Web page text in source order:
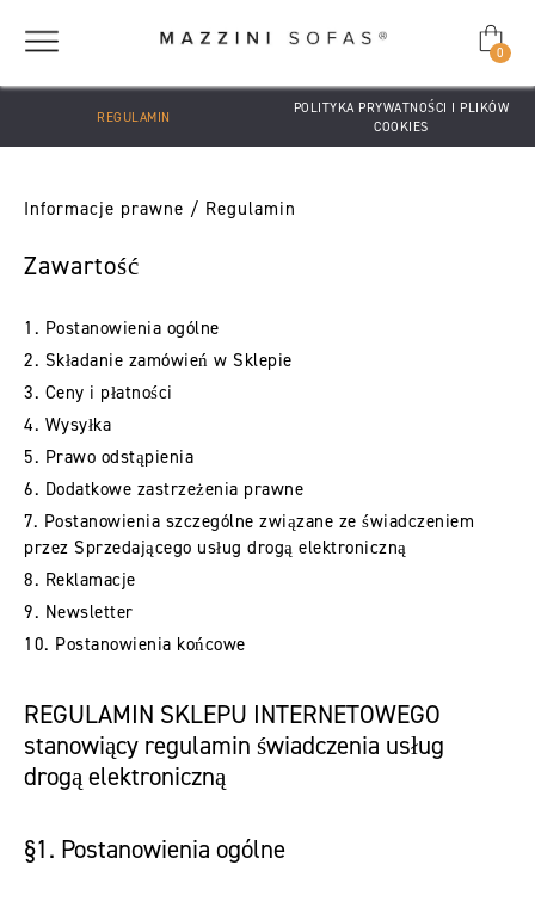
0
REGULAMIN
POLITYKA PRYWATNOŚCI I PLIKÓW
COOKIES
Informacje prawne / Regulamin
Zawartość
1. Postanowienia ogólne
2. Składanie zamówień w Sklepie
3. Ceny i płatności
4. Wysyłka
5. Prawo odstąpienia
6. Dodatkowe zastrzeżenia prawne
7. Postanowienia szczególne związane ze świadczeniem
przez Sprzedającego usług drogą elektroniczną
8. Reklamacje
9. Newsletter
10. Postanowienia końcowe
REGULAMIN SKLEPU INTERNETOWEGO
stanowiący regulamin świadczenia usług
drogą elektroniczną
§1. Postanowienia ogólne